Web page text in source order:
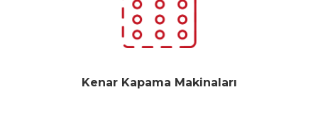
Kenar Kapama Makinaları